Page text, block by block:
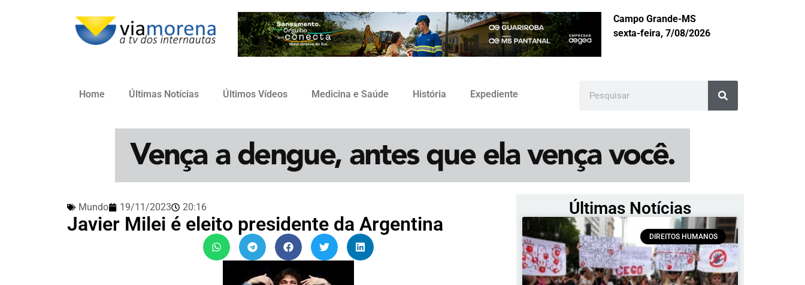
Campo Grande-MS
sexta-feira, 7/08/2026
Home Últimas Notícias Últimos Vídeos Medicina e Saúde História Expediente
Mundo 19/11/2023 20:16
Javier Milei é eleito presidente da Argentina
Últimas Notícias
DIREITOS HUMANOS